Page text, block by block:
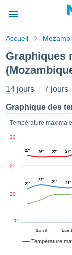
de
a
des
les
Accueil
Graphiques
14 jours 7 jours
Graphique des
Température
Température
Sam8 Lun
20
25
30
°C
27° 26° 27° 27°
21°
22° 21° 21°